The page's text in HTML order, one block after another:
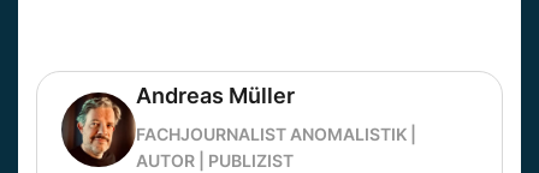
Andreas Müller
FACHJOURNALIST ANOMALISTIK |
AUTOR | PUBLIZIST